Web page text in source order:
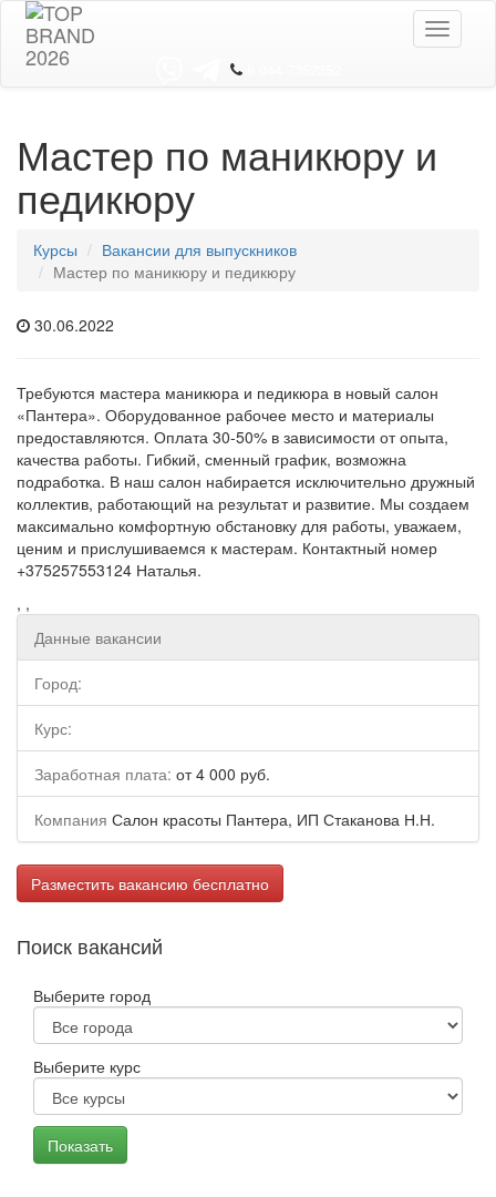
Toggle
Мастер по маникюру и
педикюру
Курсы
Вакансии для выпускников
Мастер по маникюру и педикюру
30.06.2022
Требуются мастера маникюра и педикюра в новый салон
«Пантера». Оборудованное рабочее место и материалы
предоставляются. Оплата 30-50% в зависимости от опыта,
качества работы. Гибкий, сменный график, возможна
подработка. В наш салон набирается исключительно дружный
коллектив, работающий на результат и развитие. Мы создаем
максимально комфортную обстановку для работы, уважаем,
ценим и прислушиваемся к мастерам. Контактный номер
+375257553124 Наталья.
, ,
Данные вакансии
Город:
Курс:
Заработная плата: от 4 000 руб.
Компания Салон красоты Пантера, ИП Стаканова Н.Н.
Разместить вакансию бесплатно
Поиск вакансий
Выберите город
Выберите курс